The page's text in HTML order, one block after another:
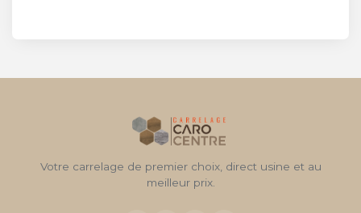
Votre carrelage de premier choix, direct usine et au
meilleur prix.